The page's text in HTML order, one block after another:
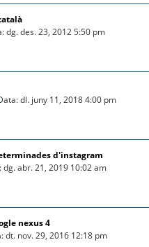
dg. des. 23, 2012 5:50 pm
dl. juny 11, 2018 4:00 pm
d'instagram
dg. abr. 21, 2019 10:02 am
nexus 4
dt. nov. 29, 2016 12:18 pm